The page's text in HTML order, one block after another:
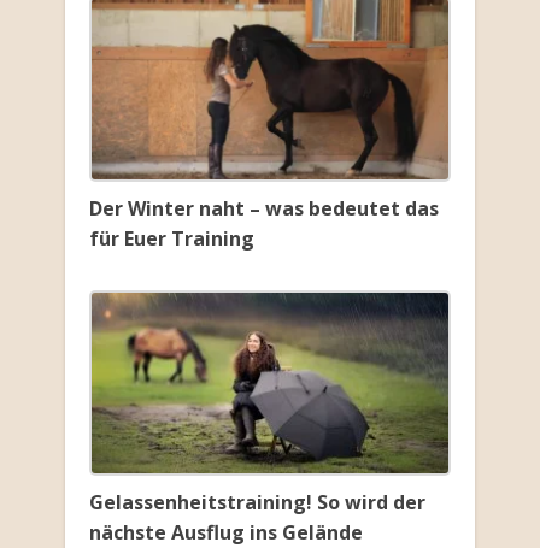
Der Winter naht – was bedeutet das
für Euer Training
Gelassenheitstraining! So wird der
nächste Ausflug ins Gelände